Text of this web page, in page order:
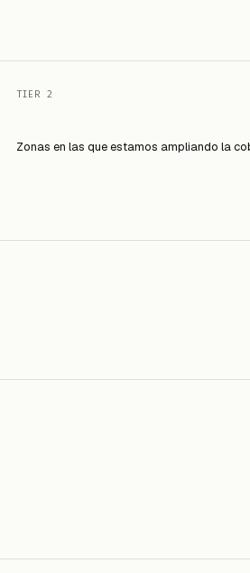
TIER 2
Zonas en las que estamos ampliando la